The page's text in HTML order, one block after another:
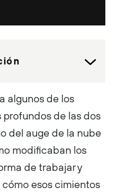
cutting-edge,
Prior to
CMO at
he led
teams
General Manager
business
the Vice
Google
oversaw global
algunos de los
de las dos
del auge de la nube
modificaban los
de trabajar y
esos cimientos